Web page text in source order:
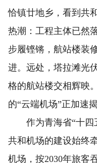
恰镇廿地乡，看到共
热潮：工程主体已然
步履铿锵，航站楼装
进。远处，塔拉滩光
格的航站楼交相辉映
的“云端机场”正加速
作为青海省“十四
共和机场的建设始终
机场，按2030年旅客